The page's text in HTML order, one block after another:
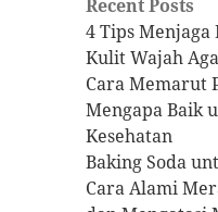
Recent Posts
4 Tips Menjaga
Kulit Wajah
Cara Memarut
Mengapa Baik
Kesehatan
Baking Soda
Cara Alami